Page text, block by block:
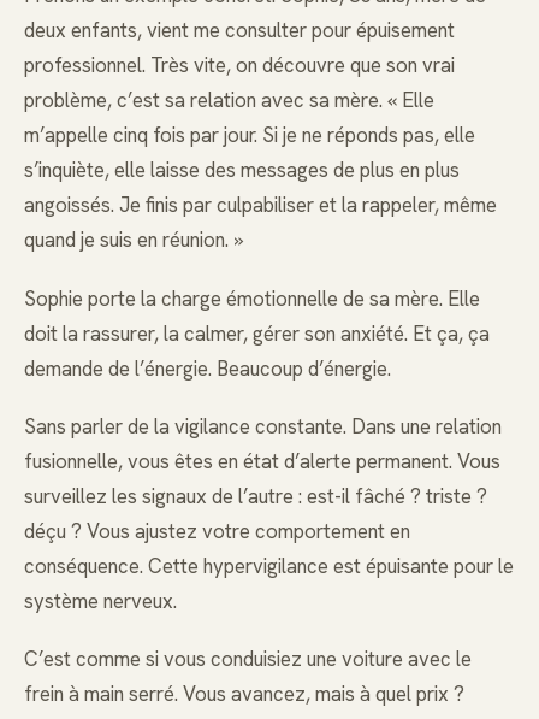
deux enfants, vient me consulter pour épuisement
professionnel. Très vite, on découvre que son vrai
problème, c’est sa relation avec sa mère. « Elle
m’appelle cinq fois par jour. Si je ne réponds pas, elle
s’inquiète, elle laisse des messages de plus en plus
angoissés. Je finis par culpabiliser et la rappeler, même
quand je suis en réunion. »
Sophie porte la charge émotionnelle de sa mère. Elle
doit la rassurer, la calmer, gérer son anxiété. Et ça, ça
demande de l’énergie. Beaucoup d’énergie.
Sans parler de la vigilance constante. Dans une relation
fusionnelle, vous êtes en état d’alerte permanent. Vous
surveillez les signaux de l’autre : est-il fâché ? triste ?
déçu ? Vous ajustez votre comportement en
conséquence. Cette hypervigilance est épuisante pour le
système nerveux.
C’est comme si vous conduisiez une voiture avec le
frein à main serré. Vous avancez, mais à quel prix ?